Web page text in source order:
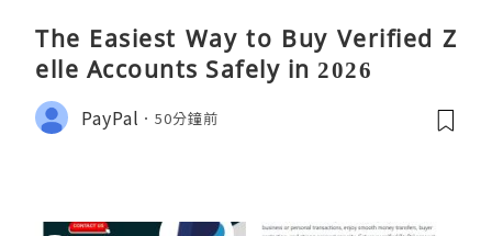
The Easiest Way to Buy Verified Z
elle Accounts Safely in 2026
PayPal 50分鐘前